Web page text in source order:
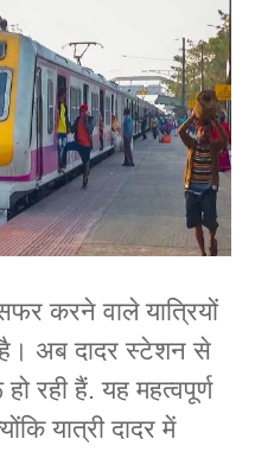
करने वाले यात्रियों
अब दादर स्टेशन से
रही हैं. यह महत्वपूर्ण
यात्री दादर में